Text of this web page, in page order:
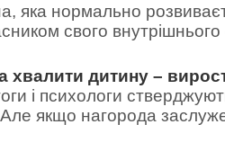
яка нормально
свого
дитину –
і психологи
якщо нагорода